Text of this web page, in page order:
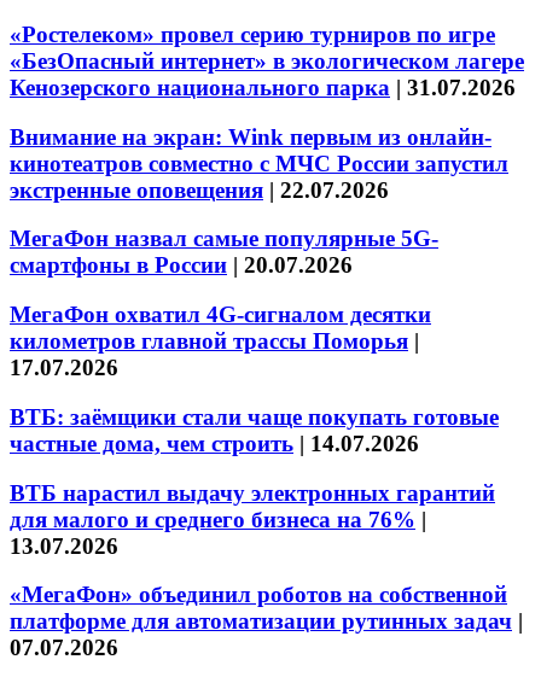
«Ростелеком» провел серию турниров по игре
«БезОпасный интернет» в экологическом лагере
Кенозерского национального парка | 31.07.2026
Внимание на экран: Wink первым из онлайн-
кинотеатров совместно с МЧС России запустил
экстренные оповещения | 22.07.2026
МегаФон назвал самые популярные 5G-
смартфоны в России | 20.07.2026
МегаФон охватил 4G-сигналом десятки
километров главной трассы Поморья |
17.07.2026
ВТБ: заёмщики стали чаще покупать готовые
частные дома, чем строить | 14.07.2026
ВТБ нарастил выдачу электронных гарантий
для малого и среднего бизнеса на 76% |
13.07.2026
«МегаФон» объединил роботов на собственной
платформе для автоматизации рутинных задач |
07.07.2026